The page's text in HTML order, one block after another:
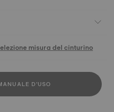
misura del cinturino
D'USO